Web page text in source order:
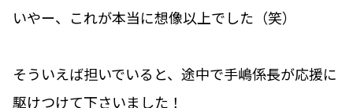
いやー、これが本当に想像以上でした（笑）
そういえば担いでいると、途中で手嶋係長が応援に
駆けつけて下さいました！